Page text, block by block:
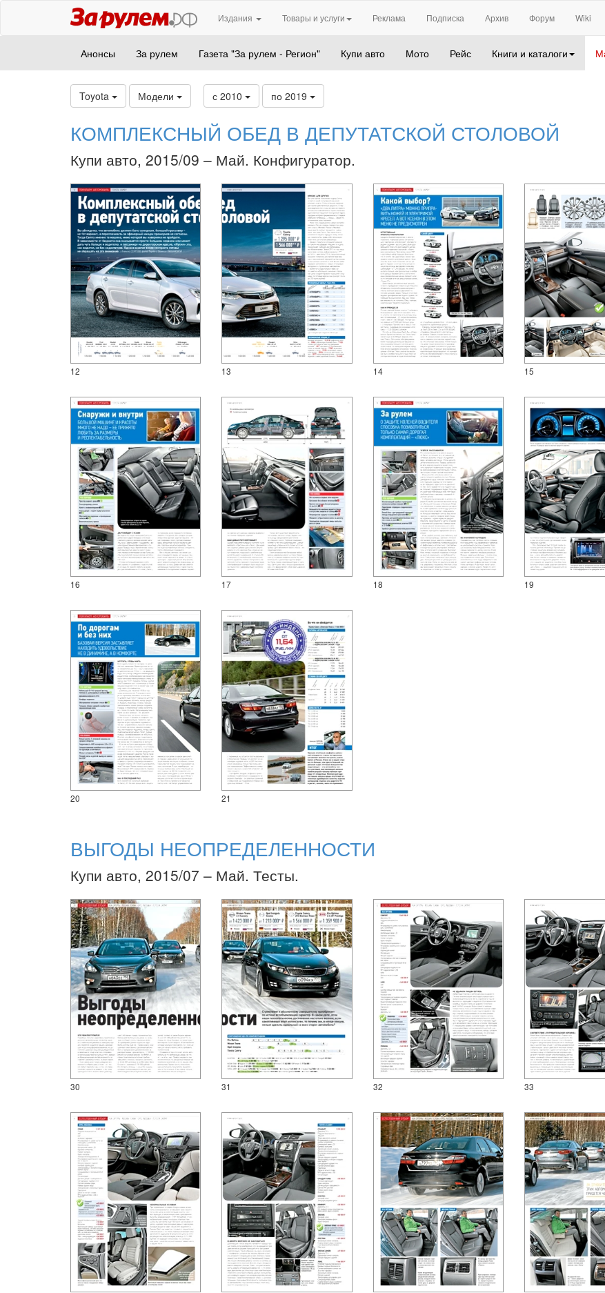
Издания Товары и услуги Реклама Подписка Архив Форум Wiki
Анонсы За рулем Газета "За рулем - Регион" Купи авто Мото Рейс Книги и каталоги
Toyota Модели с 2010 по 2019
КОМПЛЕКСНЫЙ ОБЕД В ДЕПУТАТСКОЙ СТОЛОВОЙ
Купи авто, 2015/09 – Май. Конфигуратор.
12 13 14 15
16 17 18 19
20 21
ВЫГОДЫ НЕОПРЕДЕЛЕННОСТИ
Купи авто, 2015/07 – Май. Тесты.
30 31 32 33